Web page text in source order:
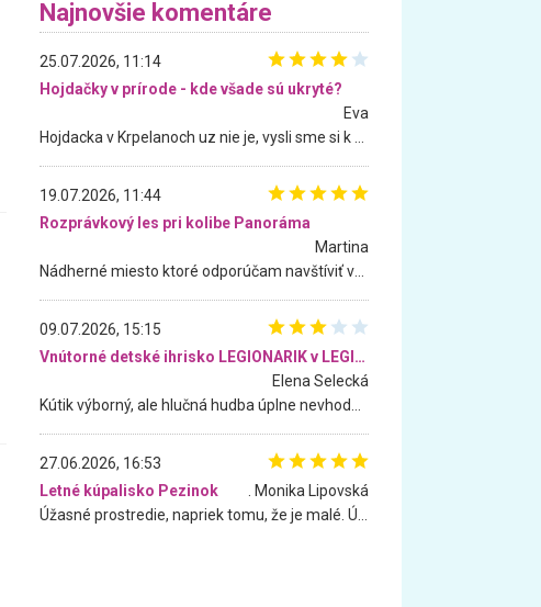
Najnovšie komentáre
25.07.2026, 11:14
Hojdačky v prírode - kde všade sú ukryté?
Eva
19.07.2026, 11:44
Rozprávkový les pri kolibe Panoráma
Martina
09.07.2026, 15:15
Vnútorné detské ihrisko LEGIONARIK v LEGIA Fitness
Elena Selecká
27.06.2026, 16:53
Letné kúpalisko Pezinok
. Monika Lipovská